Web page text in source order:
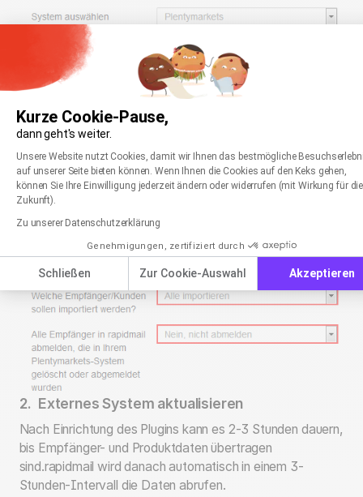
Kurze Cookie-Pause,
dann geht's weiter.
Einwilligungsmanagementplattform: Passen
Unsere Website nutzt Cookies, damit wir Ihnen das bestmögliche
auf unserer Seite bieten können. Wenn Ihnen die Cookies auf den Keks gehen,
können Sie Ihre Einwilligung jederzeit ändern oder widerrufen (mit Wirkung für die
Zukunft).
Zu unserer Datenschutzerklärung
Genehmigungen, zertifiziert durch
Schließen Zur Cookie-Auswahl Akzeptieren
Axeptio consent
2. Externes System aktualisieren
Nach Einrichtung des Plugins kann es 2-3 Stunden dauern,
bis Empfänger- und Produktdaten übertragen
sind.rapidmail wird danach automatisch in einem 3-
Stunden-Intervall die Daten abrufen.